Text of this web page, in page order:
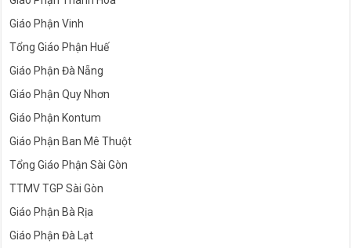
Giáo Phận Vinh
Tổng Giáo Phận Huế
Giáo Phận Đà Nẵng
Giáo Phận Quy Nhơn
Giáo Phận Kontum
Giáo Phận Ban Mê Thuột
Tổng Giáo Phận Sài Gòn
TTMV TGP Sài Gòn
Giáo Phận Bà Rịa
Giáo Phận Đà Lạt